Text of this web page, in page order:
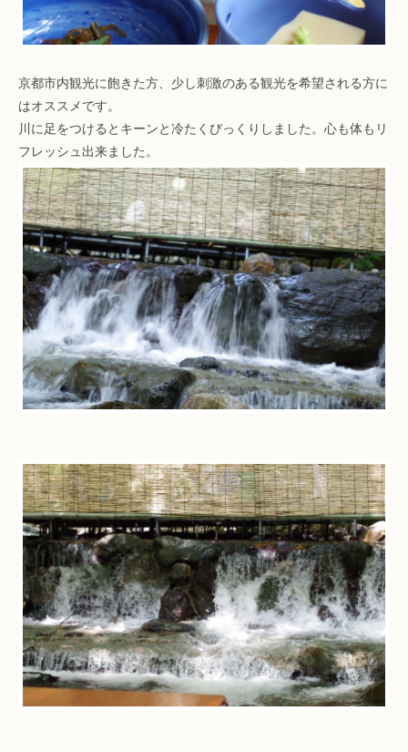
京都市内観光に飽きた方、少し刺激のある観光を希望される方に
はオススメです。
川に足をつけるとキーンと冷たくびっくりしました。心も体もリ
フレッシュ出来ました。